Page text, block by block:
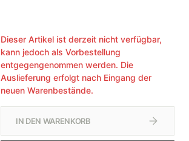
Dieser Artikel ist derzeit nicht verfügbar,
kann jedoch als Vorbestellung
entgegengenommen werden. Die
Auslieferung erfolgt nach Eingang der
neuen Warenbestände.
IN DEN WARENKORB